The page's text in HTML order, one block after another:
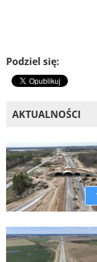
Podziel się:
AKTUALNOŚCI